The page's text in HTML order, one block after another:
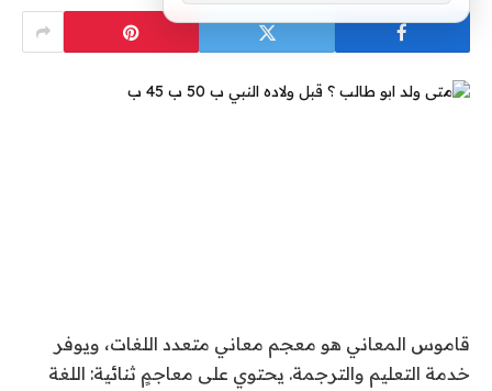
قاموس المعاني هو معجم معاني متعدد اللغات، ويوفر
خدمة التعليم والترجمة. يحتوي على معاجمٍ ثنائية: اللغة